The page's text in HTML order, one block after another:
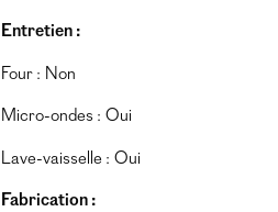
Entretien :
Four : Non
Micro-ondes : Oui
Lave-vaisselle : Oui
Fabrication :